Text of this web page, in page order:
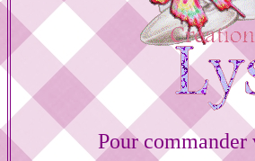
Pour commander